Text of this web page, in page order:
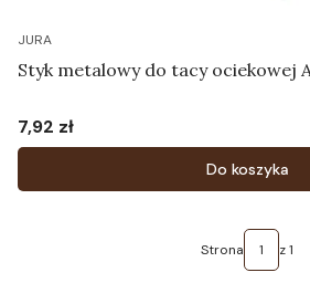
JURA
Styk metalowy do tacy ociekowej
Cena
7,92 zł
Do koszyka
Strona z 1